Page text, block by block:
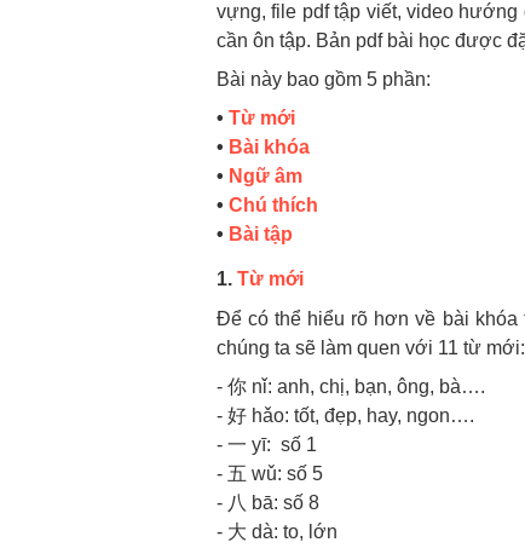
vựng, file pdf tập viết, video
cần ôn tập. Bản pdf bài học được
Bài này bao gồm 5 phần:
• Từ mới
• Bài khóa
• Ngữ âm
• Chú thích
• Bài tập
1. Từ mới
Để có thể hiểu rõ hơn về bài
chúng ta sẽ làm quen với 11 từ mới:
- 你 nǐ: anh, chị, bạn, ông, bà….
- 好 hǎo: tốt, đẹp, hay, ngon….
- 一 yī: số 1
- 五 wǔ: số 5
- 八 bā: số 8
- 大 dà: to, lớn